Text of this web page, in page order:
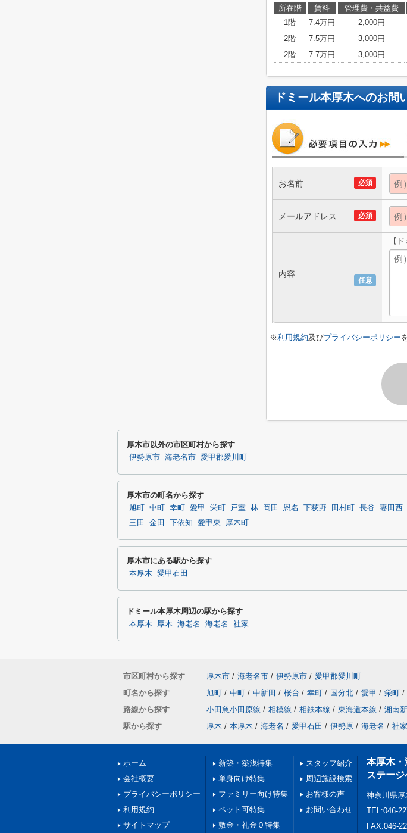
所在階 賃料 管理費・共益費
1階
7.4万円 2,000円
2階
7.5万円 3,000円
2階
7.7万円 3,000円
ドミール本厚木へのお問
必須
お名前
必須
メールアドレス
任意
内容
【
※利用規約及びプライバシーポリシー
厚木市以外の市区町村から探す
伊勢原市 海老名市 愛甲郡愛川町
厚木市の町名から探す
旭町 中町 幸町 愛甲 栄町 戸室 林 岡田 恩名 下荻野 田村町 長谷 妻田西
三田
金田 下依知 愛甲東 厚木町
厚木市にある駅から探す
本厚木 愛甲石田
ドミール本厚木周辺の駅から探す
本厚木 厚木 海老名 海老名 社家
市区町村から探す 厚木市 / 海老名市 / 伊勢原市 / 愛甲郡愛川町
町名から探す
旭町 / 中町 / 中新田 / 桜台 / 幸町 / 国分北 / 愛甲 / 栄町 /
路線から探す
小田急小田原線 / 相模線 / 相鉄本線 / 東海道本線 / 湘南
駅から探す
厚木 / 本厚木 / 海老名 / 愛甲石田 / 伊勢原 / 海老名 / 社家
ホーム
会社概要
プライバシーポリシー
利用規約
サイトマップ
新築・築浅特集
単身向け特集
ファミリー向け特集
ペット可特集
敷金・礼金０特集
スタッフ紹介
周辺施設検索
お客様の声
お問い合わせ
本厚木・
ステージ
神奈川県
TEL:046-
FAX:046-